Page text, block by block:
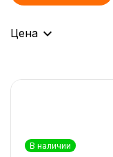
Цена
В наличии